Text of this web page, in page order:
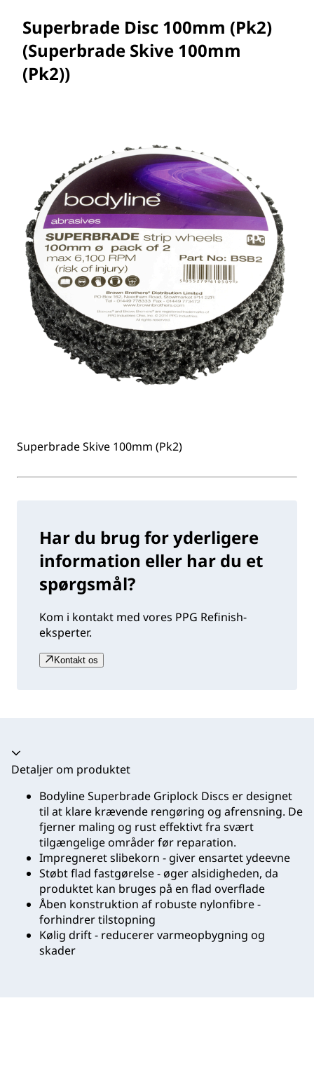
Superbrade Disc 100mm (Pk2)
(Superbrade Skive 100mm
(Pk2))
Superbrade Skive 100mm (Pk2)
Har du brug for yderligere
information eller har du et
spørgsmål?
Kom i kontakt med vores PPG Refinish-
eksperter.
Kontakt os
Harmonika kollapset
Detaljer om produktet
Bodyline Superbrade Griplock Discs er designet
til at klare krævende rengøring og afrensning. De
fjerner maling og rust effektivt fra svært
tilgængelige områder før reparation.
Impregneret slibekorn - giver ensartet ydeevne
Støbt flad fastgørelse - øger alsidigheden, da
produktet kan bruges på en flad overflade
Åben konstruktion af robuste nylonfibre -
forhindrer tilstopning
Kølig drift - reducerer varmeopbygning og
skader